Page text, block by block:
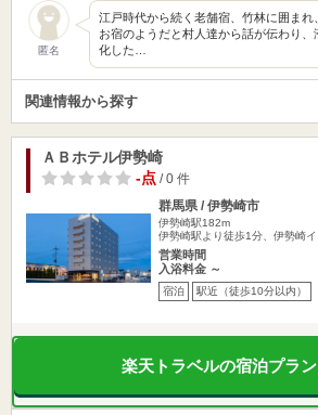
匿名
江戸時代から続く老舗宿、竹林に囲ま
お宿のようだと村人達から話が伝わり
化した…
関連情報から探す
ＡＢホテル伊勢崎
-点/ 0 件
群馬県 / 伊勢崎市
伊勢崎駅182m
伊勢崎駅より徒歩1分、伊勢崎
営業時間
入浴料金 ～
宿泊 駅近（徒歩10分以内）
楽天トラベルの宿泊プラ